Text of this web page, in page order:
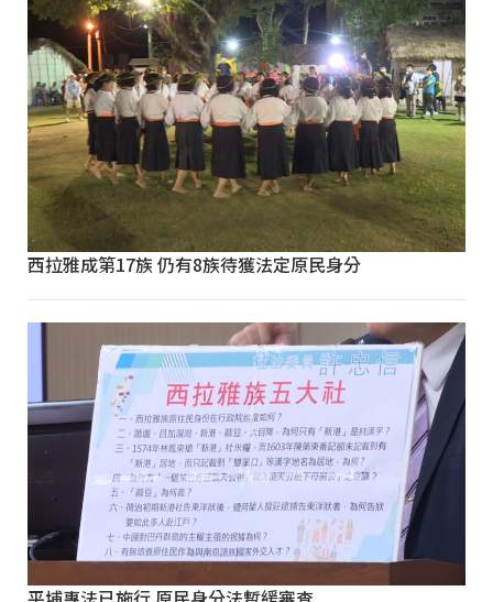
西拉雅成第17族 仍有8族待獲法定原民身分